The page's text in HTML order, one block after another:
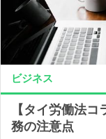
ビジネス
【タイ労働法
務の注意点